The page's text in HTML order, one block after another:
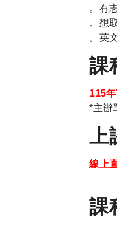
。有
。想
。英
課
115
*主辦
上
線上
課